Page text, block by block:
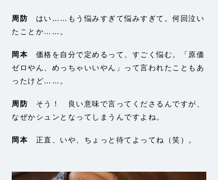
周防 はい……もう悩みすぎて悩みすぎて。何回泣い
たことか……。
岡本 価格を自分で定めるって、すごく悩む。「原価
ゼロやん、めっちゃいいやん」って言われたこともあ
ったけど……。
周防 そう！ 良い意味で言ってくださるんですが、
なぜかシュンとなってしまうんですよね。
岡本 正直、いや、ちょっと待てよってね（笑）。